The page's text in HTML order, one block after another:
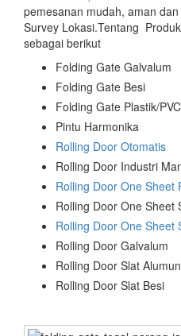
pemesanan mudah, aman
Survey Lokasi.Tentang
sebagai berikut
Folding Gate Galvalum
Folding Gate Besi
Folding Gate Plastik/PVC
Pintu Harmonika
Rolling Door Otomatis
Rolling Door Industri
Rolling Door One Sheet
Rolling Door One Sheet
Rolling Door One Sheet
Rolling Door Galvalum
Rolling Door Slat
Rolling Door Slat Besi